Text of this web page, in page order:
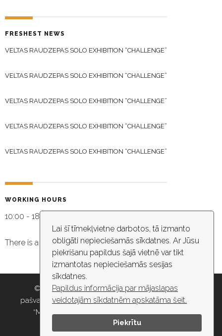
Lai šī tīmekļvietne darbotos, tā izmanto
obligāti nepieciešamās sīkdatnes. Ar Jūsu
piekrišanu papildus šajā vietnē var tikt
izmantotas nepieciešamās sesijas
sīkdatnes.
Papildus informācija par mājaslapas
veidotajām sīkdatnēm apskatāma šeit.
Piekrītu
FRESHEST NEWS
VELTAS RAUDZEPAS SOLO EXHIBITION “CHALLENGE”
VELTAS RAUDZEPAS SOLO EXHIBITION “CHALLENGE”
VELTAS RAUDZEPAS SOLO EXHIBITION “CHALLENGE”
VELTAS RAUDZEPAS SOLO EXHIBITION “CHALLENGE”
VELTAS RAUDZEPAS SOLO EXHIBITION “CHALLENGE”
WORKING HOURS
10:00 - 18:30
There is a video capture in the building
© 2026 Rīgas pašvaldība, Rīgas valstspilsētas
pašvaldības iestāde “Kultūras un tautas mākslas centrs
“Mazā Ģilde”” , e-pasts: maza.gilde@riga.lv, tālr:
67037418